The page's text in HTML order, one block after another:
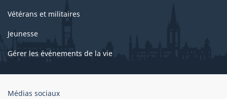
Vétérans et militaires
Jeunesse
Gérer les événements de la vie
Organisation
Médias sociaux